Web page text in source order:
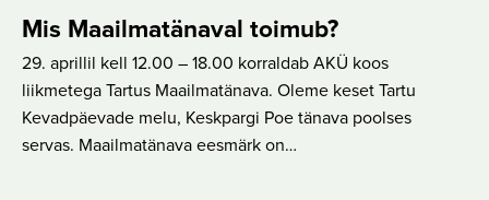
Mis Maailmatänaval toimub?
29. aprillil kell 12.00 – 18.00 korraldab AKÜ koos
liikmetega Tartus Maailmatänava. Oleme keset Tartu
Kevadpäevade melu, Keskpargi Poe tänava poolses
servas. Maailmatänava eesmärk on…